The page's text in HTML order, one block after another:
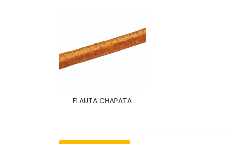
FLAUTA CHAPATA